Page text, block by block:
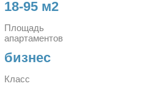
18-95 м2
Площадь
апартаментов
бизнес
Класс